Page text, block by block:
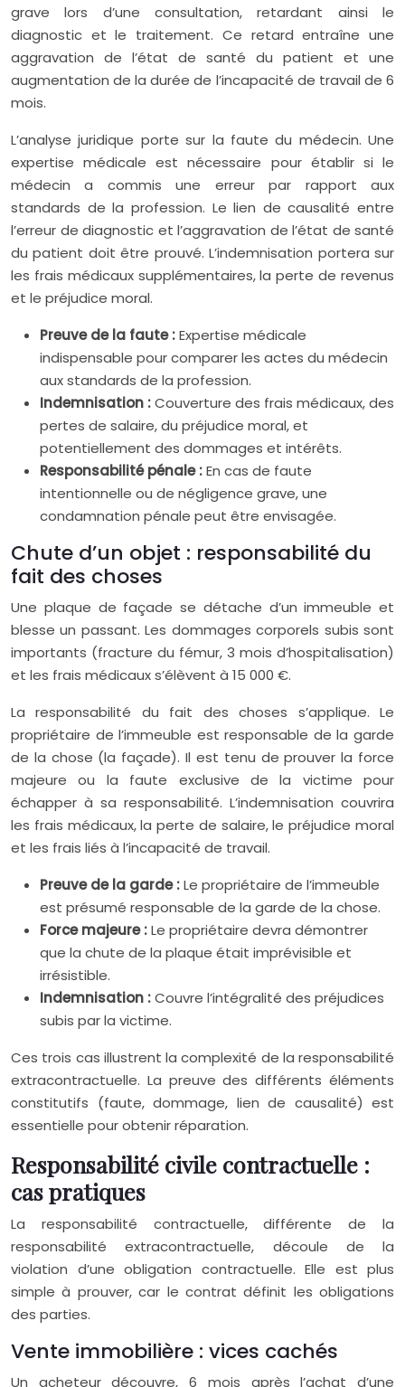
grave lors d’une consultation, retardant ainsi le
diagnostic et le traitement. Ce retard entraîne une
aggravation de l’état de santé du patient et une
augmentation de la durée de l’incapacité de travail de 6
mois.
L’analyse juridique porte sur la faute du médecin. Une
expertise médicale est nécessaire pour établir si le
médecin a commis une erreur par rapport aux
standards de la profession. Le lien de causalité entre
l’erreur de diagnostic et l’aggravation de l’état de santé
du patient doit être prouvé. L’indemnisation portera sur
les frais médicaux supplémentaires, la perte de revenus
et le préjudice moral.
Preuve de la faute :Expertise médicale
indispensable pour comparer les actes du médecin
aux standards de la profession.
Indemnisation :Couverture des frais médicaux, des
pertes de salaire, du préjudice moral, et
potentiellement des dommages et intérêts.
Responsabilité pénale :En cas de faute
intentionnelle ou de négligence grave, une
condamnation pénale peut être envisagée.
Chute d’un objet : responsabilité du
fait des choses
Une plaque de façade se détache d’un immeuble et
blesse un passant. Les dommages corporels subis sont
importants (fracture du fémur, 3 mois d’hospitalisation)
et les frais médicaux s’élèvent à 15 000 €.
La responsabilité du fait des choses s’applique. Le
propriétaire de l’immeuble est responsable de la garde
de la chose (la façade). Il est tenu de prouver la force
majeure ou la faute exclusive de la victime pour
échapper à sa responsabilité. L’indemnisation couvrira
les frais médicaux, la perte de salaire, le préjudice moral
et les frais liés à l’incapacité de travail.
Preuve de la garde :Le propriétaire de l’immeuble
est présumé responsable de la garde de la chose.
Force majeure :Le propriétaire devra démontrer
que la chute de la plaque était imprévisible et
irrésistible.
Indemnisation :Couvre l’intégralité des préjudices
subis par la victime.
Ces trois cas illustrent la complexité de la responsabilité
extracontractuelle. La preuve des différents éléments
constitutifs (faute, dommage, lien de causalité) est
essentielle pour obtenir réparation.
Responsabilité civile contractuelle :
cas pratiques
La responsabilité contractuelle, différente de la
responsabilité extracontractuelle, découle de la
violation d’une obligation contractuelle. Elle est plus
simple à prouver, car le contrat définit les obligations
des parties.
Vente immobilière : vices cachés
Un acheteur découvre, 6 mois après l’achat d’une